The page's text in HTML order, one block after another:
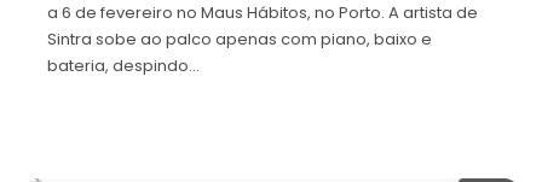
a 6 de fevereiro no Maus Hábitos, no Porto. A artista de
Sintra sobe ao palco apenas com piano, baixo e
bateria, despindo…